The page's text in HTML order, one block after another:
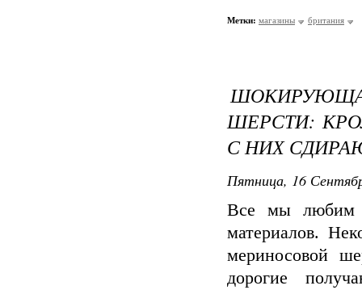
Метки: магазины британия
ШЕРСТИ:
С НИХ
Пятница, 16
Все мы любим
материалов.
мериносовой
дорогие